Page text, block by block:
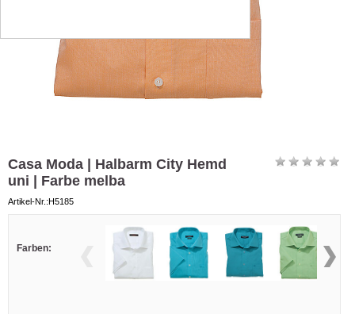
Casa Moda | Halbarm City Hemd
uni | Farbe melba
Artikel-Nr.:H5185
Farben: